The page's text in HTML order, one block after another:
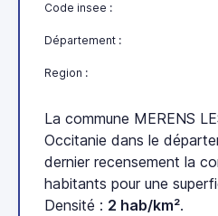
Code insee :
Département :
Region :
La commune MERENS
Occitanie dans le
dernier recensement la
habitants pour une
Densité : 2 hab/km².